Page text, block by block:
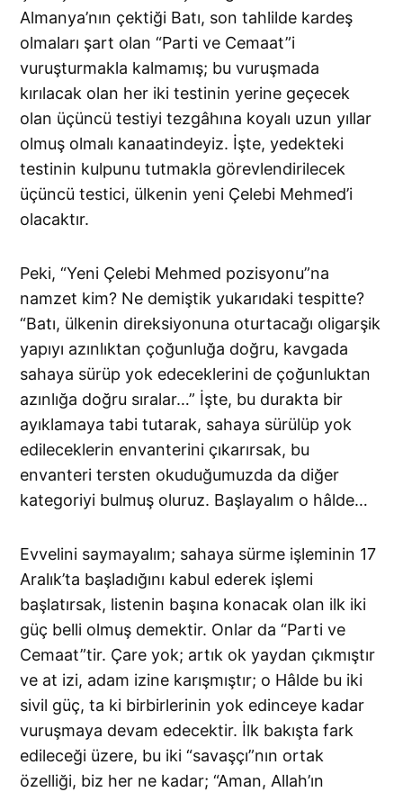
Almanya’nın çektiği Batı, son tahlilde kardeş
olmaları şart olan “Parti ve Cemaat”i
vuruşturmakla kalmamış; bu vuruşmada
kırılacak olan her iki testinin yerine geçecek
olan üçüncü testiyi tezgâhına koyalı uzun yıllar
olmuş olmalı kanaatindeyiz. İşte, yedekteki
testinin kulpunu tutmakla görevlendirilecek
üçüncü testici, ülkenin yeni Çelebi Mehmed’i
olacaktır.
Peki, “Yeni Çelebi Mehmed pozisyonu”na
namzet kim? Ne demiştik yukarıdaki tespitte?
“Batı, ülkenin direksiyonuna oturtacağı oligarşik
yapıyı azınlıktan çoğunluğa doğru, kavgada
sahaya sürüp yok edeceklerini de çoğunluktan
azınlığa doğru sıralar…” İşte, bu durakta bir
ayıklamaya tabi tutarak, sahaya sürülüp yok
edileceklerin envanterini çıkarırsak, bu
envanteri tersten okuduğumuzda da diğer
kategoriyi bulmuş oluruz. Başlayalım o hâlde…
Evvelini saymayalım; sahaya sürme işleminin 17
Aralık’ta başladığını kabul ederek işlemi
başlatırsak, listenin başına konacak olan ilk iki
güç belli olmuş demektir. Onlar da “Parti ve
Cemaat”tir. Çare yok; artık ok yaydan çıkmıştır
ve at izi, adam izine karışmıştır; o Hâlde bu iki
sivil güç, ta ki birbirlerinin yok edinceye kadar
vuruşmaya devam edecektir. İlk bakışta fark
edileceği üzere, bu iki “savaşçı”nın ortak
özelliği, biz her ne kadar; “Aman, Allah’ın